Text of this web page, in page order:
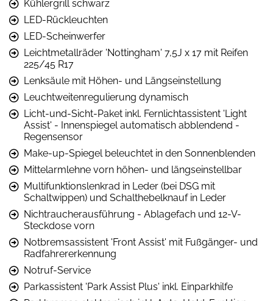
Kühlergrill schwarz
LED-Rückleuchten
LED-Scheinwerfer
Leichtmetallräder 'Nottingham' 7,5J x 17 mit Reifen
225/45 R17
Lenksäule mit Höhen- und Längseinstellung
Leuchtweitenregulierung dynamisch
Licht-und-Sicht-Paket inkl. Fernlichtassistent 'Light
Assist' - Innenspiegel automatisch abblendend -
Regensensor
Make-up-Spiegel beleuchtet in den Sonnenblenden
Mittelarmlehne vorn höhen- und längseinstellbar
Multifunktionslenkrad in Leder (bei DSG mit
Schaltwippen) und Schalthebelknauf in Leder
Nichtraucherausführung - Ablagefach und 12-V-
Steckdose vorn
Notbremsassistent 'Front Assist' mit Fußgänger- und
Radfahrererkennung
Notruf-Service
Parkassistent 'Park Assist Plus' inkl. Einparkhilfe